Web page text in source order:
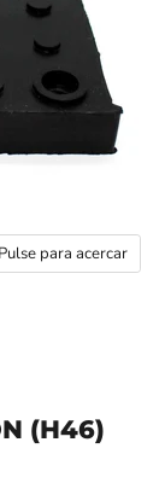
Pulse para acercar
(H46)